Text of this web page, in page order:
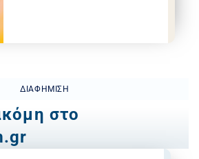
ΔΙΑΦΉΜΙΣΗ
στο